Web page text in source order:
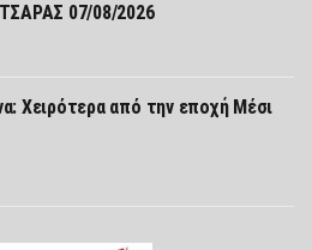
07/08/2026
Χειρότερα από την εποχή Μέσι